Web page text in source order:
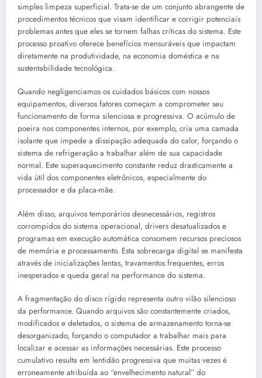
simples limpeza superficial. Trata-se de um conjunto abrangente de
procedimentos técnicos que visam identificar e corrigir potenciais
problemas antes que eles se tornem falhas críticas do sistema. Este
processo proativo oferece benefícios mensuráveis que impactam
diretamente na produtividade, na economia doméstica e na
sustentabilidade tecnológica.
Quando negligenciamos os cuidados básicos com nossos
equipamentos, diversos fatores começam a comprometer seu
funcionamento de forma silenciosa e progressiva. O acúmulo de
poeira nos componentes internos, por exemplo, cria uma camada
isolante que impede a dissipação adequada do calor, forçando o
sistema de refrigeração a trabalhar além de sua capacidade
normal. Este superaquecimento constante reduz drasticamente a
vida útil dos componentes eletrônicos, especialmente do
processador e da placa-mãe.
Além disso, arquivos temporários desnecessários, registros
corrompidos do sistema operacional, drivers desatualizados e
programas em execução automática consomem recursos preciosos
de memória e processamento. Esta sobrecarga digital se manifesta
através de inicializações lentas, travamentos frequentes, erros
inesperados e queda geral na performance do sistema.
A fragmentação do disco rígido representa outro vilão silencioso
da performance. Quando arquivos são constantemente criados,
modificados e deletados, o sistema de armazenamento torna-se
desorganizado, forçando o computador a trabalhar mais para
localizar e acessar as informações necessárias. Este processo
cumulativo resulta em lentidão progressiva que muitas vezes é
erroneamente atribuída ao “envelhecimento natural” do